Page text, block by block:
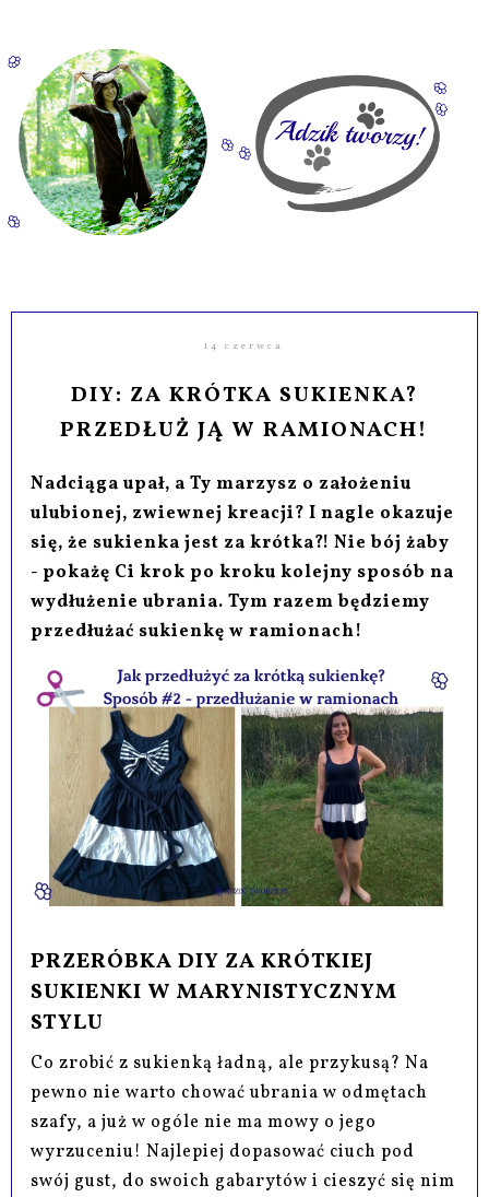
14 czerwca
DIY: ZA KRÓTKA SUKIENKA?
PRZEDŁUŻ JĄ W RAMIONACH!
Nadciąga upał, a Ty marzysz o założeniu
ulubionej, zwiewnej kreacji? I nagle okazuje
się, że sukienka jest za krótka?! Nie bój żaby
- pokażę Ci krok po kroku kolejny sposób na
wydłużenie ubrania. Tym razem będziemy
przedłużać sukienkę w ramionach!
PRZERÓBKA DIY ZA KRÓTKIEJ
SUKIENKI W MARYNISTYCZNYM
STYLU
Co zrobić z sukienką ładną, ale przykusą? Na
pewno nie warto chować ubrania w odmętach
szafy, a już w ogóle nie ma mowy o jego
wyrzuceniu! Najlepiej dopasować ciuch pod
swój gust, do swoich gabarytów i cieszyć się nim